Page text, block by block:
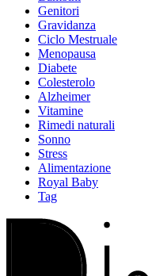
Genitori
Gravidanza
Ciclo Mestruale
Menopausa
Diabete
Colesterolo
Alzheimer
Vitamine
Rimedi naturali
Sonno
Stress
Alimentazione
Royal Baby
Tag